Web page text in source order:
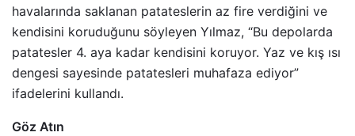
havalarında saklanan patateslerin az fire verdiğini ve
kendisini koruduğunu söyleyen Yılmaz, “Bu depolarda
patatesler 4. aya kadar kendisini koruyor. Yaz ve kış ısı
dengesi sayesinde patatesleri muhafaza ediyor”
ifadelerini kullandı.
Göz Atın